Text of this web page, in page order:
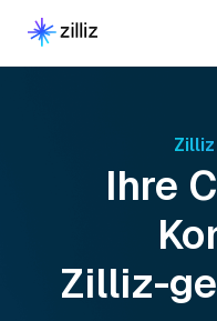
Zilliz
Ihre
Zilliz-